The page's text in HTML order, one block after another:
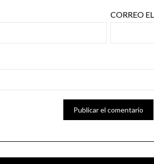
CORREO